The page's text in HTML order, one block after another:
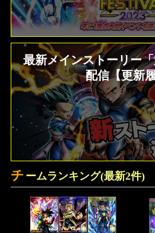
ソウル一覧効果、ステータス比較 ドラゴ
ンボールZ クロス
最新メインストーリー「第19部4章(8/5)」
配信【更新
チ ームランキング(最新2件)